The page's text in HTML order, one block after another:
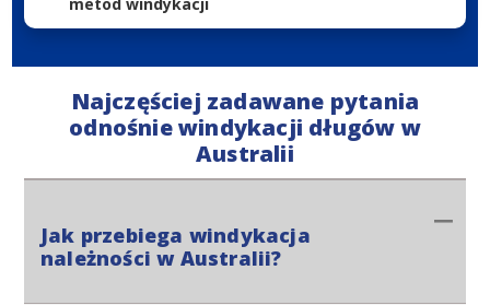
Najczęściej zadawane pytania
odnośnie windykacji długów w
Australii
Jak przebiega windykacja
należności w Australii?